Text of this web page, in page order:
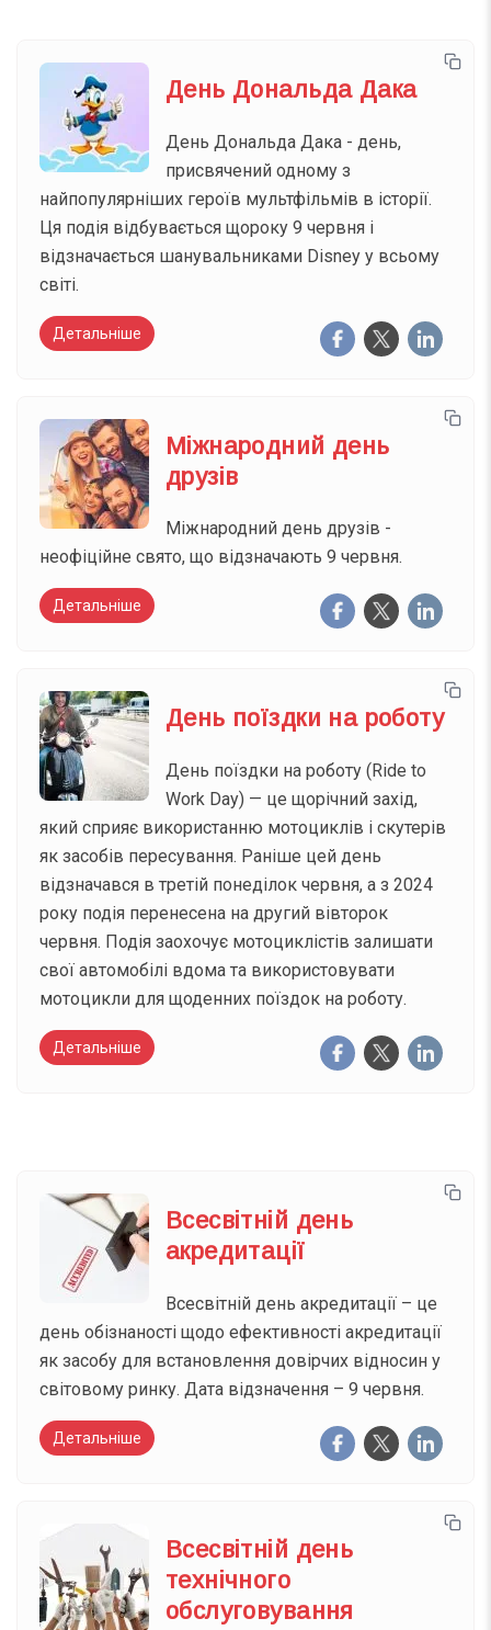
День Дональда Дака
День Дональда Дака - день,
присвячений одному з
найпопулярніших героїв мультфільмів в історії.
Ця подія відбувається щороку 9 червня і
відзначається шанувальниками Disney у всьому
світі.
Детальніше
Міжнародний день
друзів
Міжнародний день друзів -
неофіційне свято, що відзначають 9 червня.
Детальніше
День поїздки на роботу
День поїздки на роботу (Ride to
Work Day) — це щорічний захід,
який сприяє використанню мотоциклів і скутерів
як засобів пересування. Раніше цей день
відзначався в третій понеділок червня, а з 2024
року подія перенесена на другий вівторок
червня. Подія заохочує мотоциклістів залишати
свої автомобілі вдома та використовувати
мотоцикли для щоденних поїздок на роботу.
Детальніше
Всесвітній день
акредитації
Всесвітній день акредитації – це
день обізнаності щодо ефективності акредитації
як засобу для встановлення довірчих відносин у
світовому ринку. Дата відзначення – 9 червня.
Детальніше
Всесвітній день
технічного
обслуговування